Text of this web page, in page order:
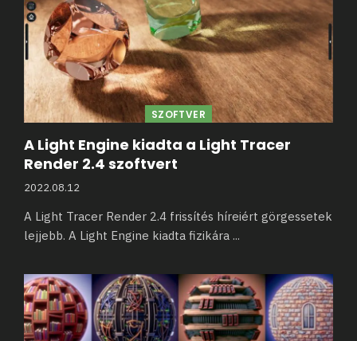
SZOFTVER
A Light Engine kiadta a Light Tracer
Render 2.4 szoftvert
2022.08.12
A Light Tracer Render 2.4 frissítés híreiért görgessetek
lejjebb. A Light Engine kiadta fizikára ...